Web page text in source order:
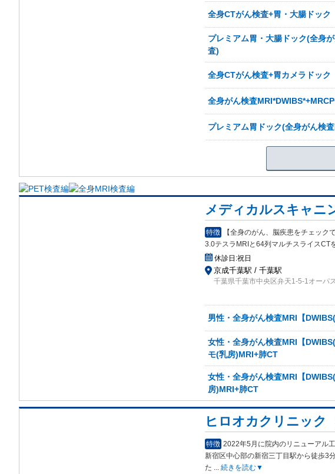
全身CTがん検査+胃・大腸ドック
プレミアム胃・大腸ドック(全身
査)
全身CTがん検査+胃カメラドック
全身がん検査
プレミアム胃ドック(全身がん検
メディカルスキャニ
特徴
【全身のがん、脳疾患をチェック
3.0テスラMRIと64列マルチスライスCT
休診日:祝日
京成千葉駅 / 千葉駅
千葉県千葉市中央区弁天1-5-1オーパ
男性・全身がん検査MRI【
女性・全身がん検査MRI【
モ(乳房)MRI+肺CT
女性・全身がん検査MRI【
房)MRI+肺CT
ヒロオカクリニック
特徴 2022年5月に院内のリニューアル
新宿区中心部の新宿三丁目駅から徒歩3
た ... 続きを読む▼